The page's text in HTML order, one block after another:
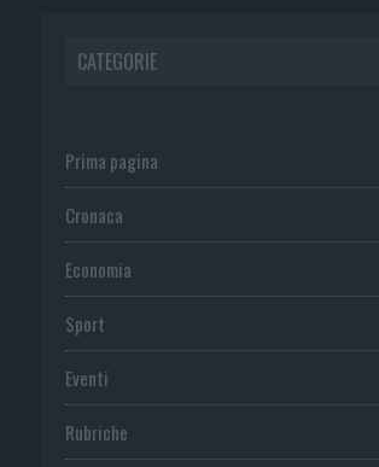
CATEGORIE
Prima pagina
Cronaca
Economia
Sport
Eventi
Rubriche